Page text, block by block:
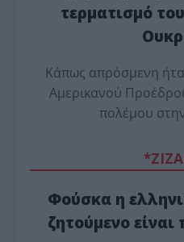
τερματισμό
Κάπως απρόσμενη
Αμερικανού
πολέμου
Φούσκα η
ζητούμενο